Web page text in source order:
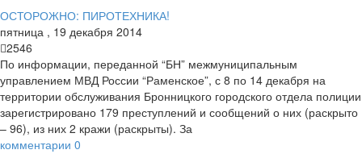
ОСТОРОЖНО: ПИРОТЕХНИКА!
пятница , 19 декабря 2014
2546
По информации, переданной “БН” межмуниципальным
управлением МВД России “Раменское”, с 8 по 14 декабря на
территории обслуживания Бронницкого городского отдела полиции
зарегистрировано 179 преступлений и сообщений о них (раскрыто
– 96), из них 2 кражи (раскрыты). За
комментарии 0